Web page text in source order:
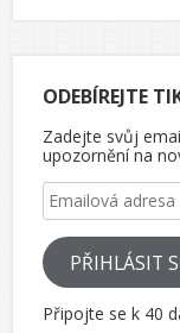
ODEBÍREJTE
Zadejte svůj
upozornění na
Emailová adresa
PŘIHLÁSIT
Připojte se k 40